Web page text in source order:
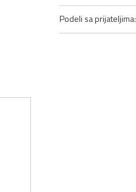
Podeli sa prijateljima: